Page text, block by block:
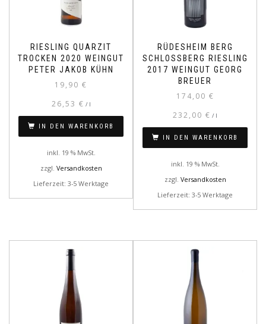
RIESLING QUARZIT
TROCKEN 2020 WEINGUT
PETER JAKOB KÜHN
19,90 €
26,53 € / l
IN DEN WARENKORB
inkl. 19 % MwSt.
zzgl. Versandkosten
Lieferzeit: 3-5 Werktage
RÜDESHEIM BERG
SCHLOSSBERG RIESLING
2017 WEINGUT GEORG
BREUER
174,00 €
232,00 € / l
IN DEN WARENKORB
inkl. 19 % MwSt.
zzgl. Versandkosten
Lieferzeit: 3-5 Werktage